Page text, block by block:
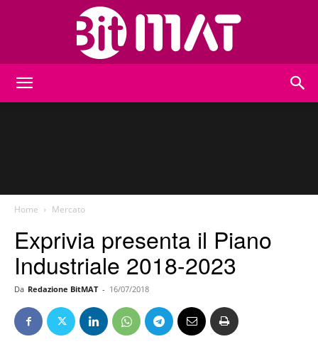
Home Mercato
Exprivia presenta il Piano
Industriale 2018-2023
Da Redazione BitMAT - 16/07/2018